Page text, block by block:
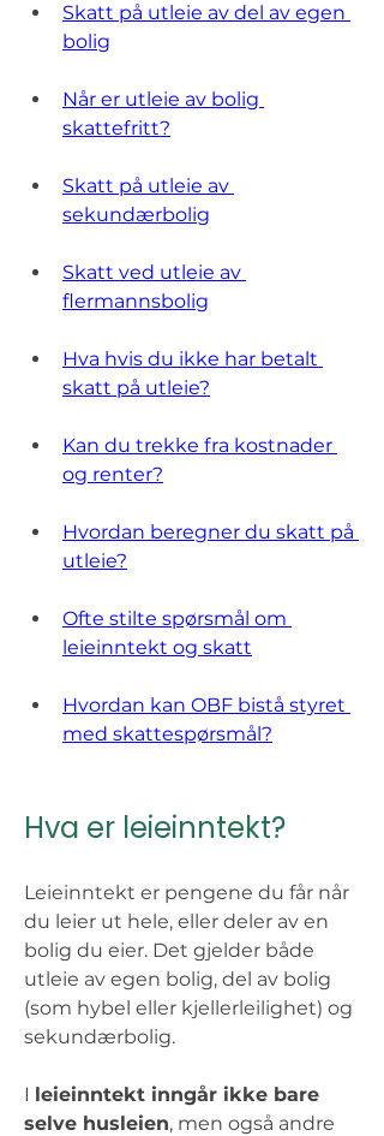
Skatt på utleie av del av egen
bolig
Når er utleie av bolig
skattefritt?
Skatt på utleie av
sekundærbolig
Skatt ved utleie av
flermannsbolig
Hva hvis du ikke har betalt
skatt på utleie?
Kan du trekke fra kostnader
og renter?
Hvordan beregner du skatt på
utleie?
Ofte stilte spørsmål om
leieinntekt og skatt
Hvordan kan OBF bistå styret
med skattespørsmål?
Hva er leieinntekt?
Leieinntekt er pengene du får når
du leier ut hele, eller deler av en
bolig du eier. Det gjelder både
utleie av egen bolig, del av bolig
(som hybel eller kjellerleilighet) og
sekundærbolig.
I leieinntekt inngår ikke bare
selve husleien, men også andre